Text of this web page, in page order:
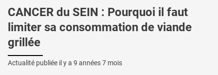
CANCER du SEIN : Pourquoi il faut
limiter sa consommation de viande
grillée
Actualité publiée il y a 9 années 7 mois